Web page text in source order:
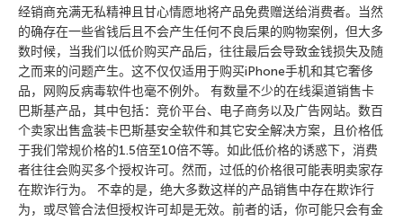
经销商充满无私精神且甘心情愿地将产品免费赠送给消费者。当然
的确存在一些省钱后且不会产生任何不良后果的购物案例，但大多
数时候，当我们以低价购买产品后，往往最后会导致金钱损失及随
之而来的问题产生。这不仅仅适用于购买iPhone手机和其它奢侈
品，网购反病毒软件也毫不例外。 有数量不少的在线渠道销售卡
巴斯基产品，其中包括：竞价平台、电子商务以及广告网站。数百
个卖家出售盒装卡巴斯基安全软件和其它安全解决方案，且价格低
于我们常规价格的1.5倍至10倍不等。如此低价格的诱惑下，消费
者往往会购买多个授权许可。然而，过低的价格很可能表明卖家存
在欺诈行为。 不幸的是，绝大多数这样的产品销售中存在欺诈行
为，或尽管合法但授权许可却是无效。前者的话，你可能只会有金